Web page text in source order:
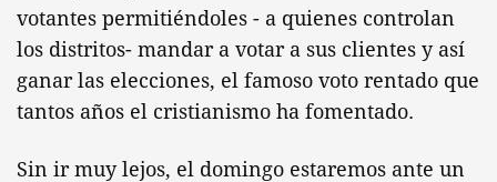
votantes permitiéndoles - a quienes controlan
los distritos- mandar a votar a sus clientes y así
ganar las elecciones, el famoso voto rentado que
tantos años el cristianismo ha fomentado.
Sin ir muy lejos, el domingo estaremos ante un